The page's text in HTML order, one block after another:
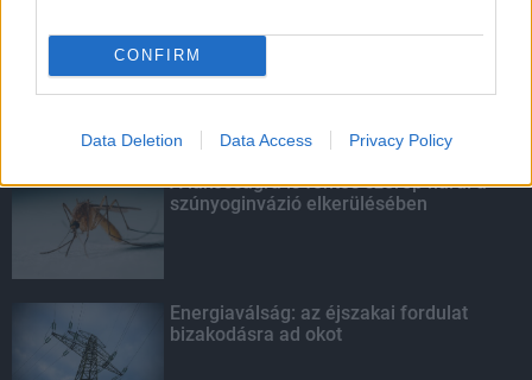
CONFIRM
Data Deletion Data Access Privacy Policy
LEGOLVASOTTABB
A lakosságra is fontos szerep hárul a
szúnyoginvázió elkerülésében
Energiaválság: az éjszakai fordulat
bizakodásra ad okot